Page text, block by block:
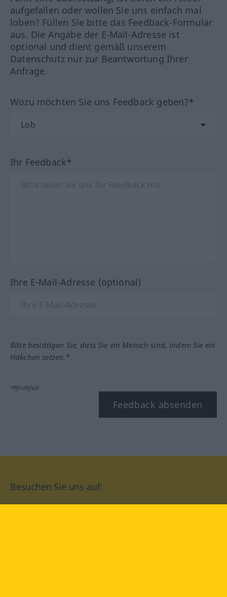
aufgefallen oder wollen Sie uns einfach mal
loben? Füllen Sie bitte das Feedback-Formular
aus. Die Angabe der E-Mail-Adresse ist
optional und dient gemäß unserem
Datenschutz nur zur Beantwortung Ihrer
Anfrage.
Wozu möchten Sie uns Feedback geben?*
Ihr Feedback*
Ihre E-Mail-Adresse (optional)
Bitte bestätigen Sie, dass Sie ein Mensch sind, indem Sie ein
Häkchen setzen.*
*Pflichtfeld
Feedback absenden
Besuchen Sie uns auf: